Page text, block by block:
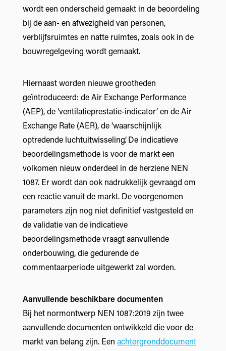
wordt een onderscheid gemaakt in de beoordeling
bij de aan- en afwezigheid van personen,
verblijfsruimtes en natte ruimtes, zoals ook in de
bouwregelgeving wordt gemaakt.
Hiernaast worden nieuwe grootheden
geïntroduceerd: de Air Exchange Performance
(AEP), de ‘ventilatieprestatie-indicator’ en de Air
Exchange Rate (AER), de ‘waarschijnlijk
optredende luchtuitwisseling’. De indicatieve
beoordelingsmethode is voor de markt een
volkomen nieuw onderdeel in de herziene NEN
1087. Er wordt dan ook nadrukkelijk gevraagd om
een reactie vanuit de markt. De voorgenomen
parameters zijn nog niet definitief vastgesteld en
de validatie van de indicatieve
beoordelingsmethode vraagt aanvullende
onderbouwing, die gedurende de
commentaarperiode uitgewerkt zal worden.
Aanvullende beschikbare documenten
Bij het normontwerp NEN 1087:2019 zijn twee
aanvullende documenten ontwikkeld die voor de
markt van belang zijn. Een achtergronddocument